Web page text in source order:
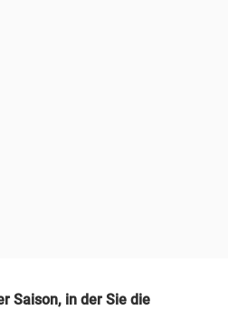
Saison, in der Sie die